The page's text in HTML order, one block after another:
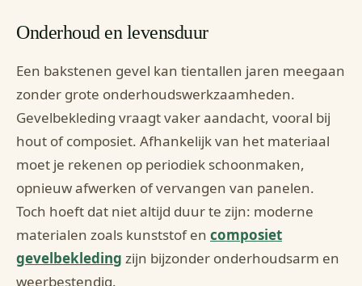
Onderhoud en levensduur
Een bakstenen gevel kan tientallen jaren meegaan
zonder grote onderhoudswerkzaamheden.
Gevelbekleding vraagt vaker aandacht, vooral bij
hout of composiet. Afhankelijk van het materiaal
moet je rekenen op periodiek schoonmaken,
opnieuw afwerken of vervangen van panelen.
Toch hoeft dat niet altijd duur te zijn: moderne
materialen zoals kunststof en composiet
gevelbekleding zijn bijzonder onderhoudsarm en
weerbestendig.